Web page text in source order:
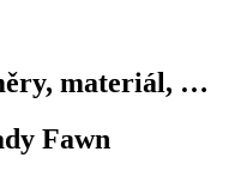
materiál, …
Fawn